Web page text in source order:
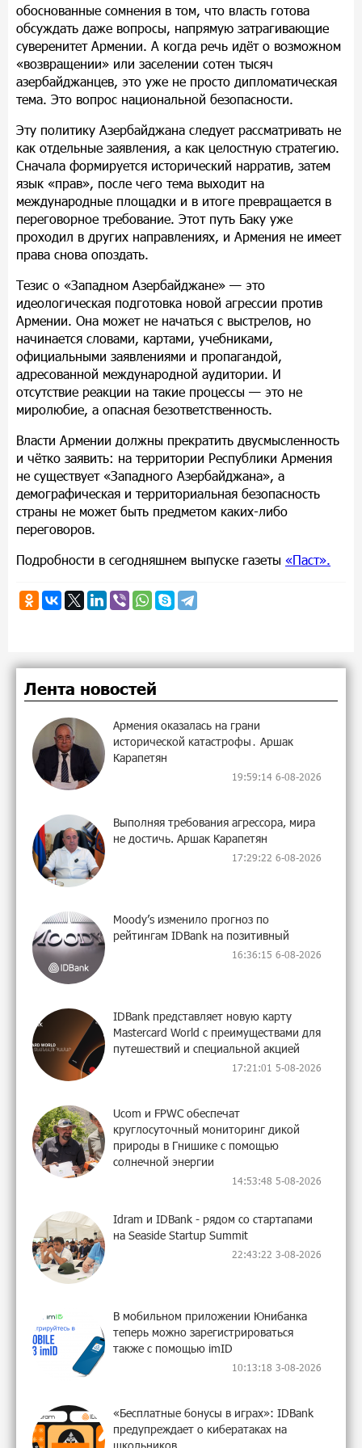
обоснованные сомнения в том, что власть готова
обсуждать даже вопросы, напрямую затрагивающие
суверенитет Армении. А когда речь идёт о возможном
«возвращении» или заселении сотен тысяч
азербайджанцев, это уже не просто дипломатическая
тема. Это вопрос национальной безопасности.
Эту политику Азербайджана следует рассматривать не
как отдельные заявления, а как целостную стратегию.
Сначала формируется исторический нарратив, затем
язык «прав», после чего тема выходит на
международные площадки и в итоге превращается в
переговорное требование. Этот путь Баку уже
проходил в других направлениях, и Армения не имеет
права снова опоздать.
Тезис о «Западном Азербайджане» — это
идеологическая подготовка новой агрессии против
Армении. Она может не начаться с выстрелов, но
начинается словами, картами, учебниками,
официальными заявлениями и пропагандой,
адресованной международной аудитории. И
отсутствие реакции на такие процессы — это не
миролюбие, а опасная безответственность.
Власти Армении должны прекратить двусмысленность
и чётко заявить: на территории Республики Армения
не существует «Западного Азербайджана», а
демографическая и территориальная безопасность
страны не может быть предметом каких-либо
переговоров.
Подробности в сегодняшнем выпуске газеты «Паст».
Лента новостей
Армения оказалась на грани
исторической катастрофы․ Аршак
Карапетян
19:59:14 6-08-2026
Выполняя требования агрессора, мира
не достичь. Аршак Карапетян
17:29:22 6-08-2026
Moody’s изменило прогноз по
рейтингам IDBank на позитивный
16:36:15 6-08-2026
IDBank представляет новую карту
Mastercard World с преимуществами для
путешествий и специальной акцией
17:21:01 5-08-2026
Ucom и FPWC обеспечат
круглосуточный мониторинг дикой
природы в Гнишике с помощью
солнечной энергии
14:53:48 5-08-2026
Idram и IDBank - рядом со стартапами
на Seaside Startup Summit
22:43:22 3-08-2026
В мобильном приложении Юнибанка
теперь можно зарегистрироваться
также с помощью imID
10:13:18 3-08-2026
«Бесплатные бонусы в играх»: IDBank
предупреждает о кибератаках на
школьников